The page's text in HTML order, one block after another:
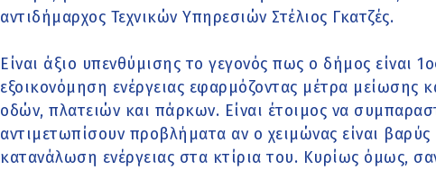
αντιδήμαρχος Τεχνικών Υπηρεσιών Στέλιος Γκατζές.
Είναι άξιο υπενθύμισης το γεγονός πως ο δήμος είναι
εξοικονόμηση ενέργειας εφαρμόζοντας μέτρα
οδών, πλατειών και πάρκων. Είναι έτοιμος να
αντιμετωπίσουν προβλήματα αν ο χειμώνας είναι
κατανάλωση ενέργειας στα κτίρια του. Κυρίως όμως,